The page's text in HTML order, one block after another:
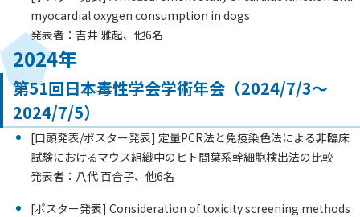
myocardial oxygen consumption in dogs
発表者：吉井 雅起、他6名
2024年
第51回日本毒性学会学術年会（2024/7/3～
2024/7/5）
[口頭発表/ポスター発表] 定量PCR法と免疫染色法による非臨床
試験におけるマウス組織中のヒト間葉系幹細胞検出法の比較
発表者：八代 百合子、他6名
[ポスター発表] Consideration of toxicity screening methods